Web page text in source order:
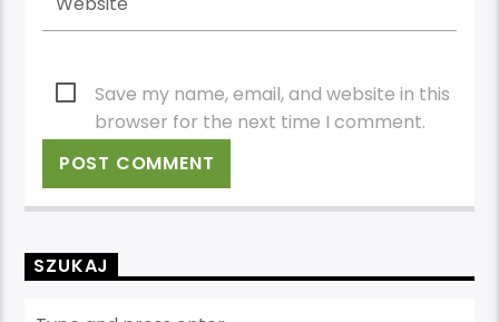
Save my name, email, and website in this
browser for the next time I comment.
SZUKAJ